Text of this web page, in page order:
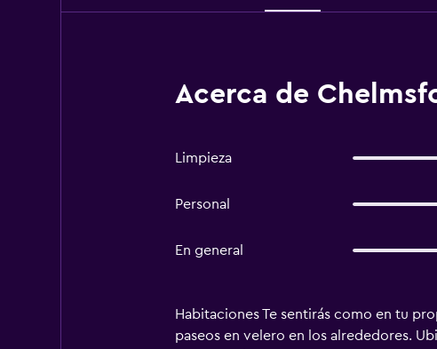
Acerca de
Limpieza
Personal
En general
Habitaciones Te sentirás como en tu
paseos en velero en los alrededores.